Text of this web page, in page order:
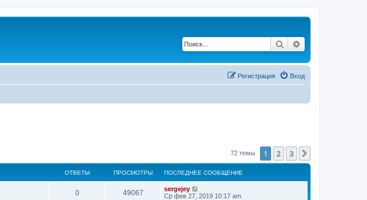
Поиск
Вход
Регистрация
72 темы 1 2 3
ОТВЕТЫ ПРОСМОТРЫ ПОСЛЕДНЕЕ СООБЩЕНИЕ
0 49067
sergejey
Ср фев 27, 2019 10:17 am